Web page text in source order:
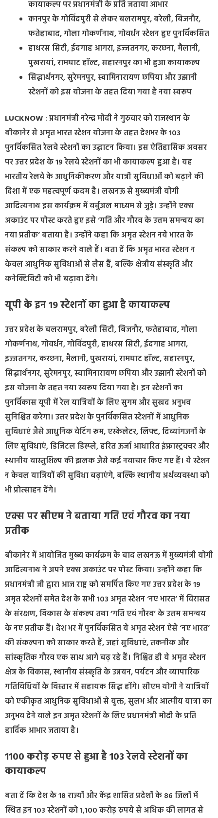
कायाकल्प पर प्रधानमंत्री के प्रति जताया आभार
कानपुर के गोविंदपुरी से लेकर बलरामपुर, बरेली, बिजनौर,
फतेहाबाद, गोला गोकर्णनाथ, गोवर्धन स्टेशन हुए पुनर्विकसित
हाथरस सिटी, ईदगाह आगरा, इज्जतनगर, करछना, मैलानी,
पुखरायां, रामघाट हॉल्ट, सहारनपुर का भी हुआ कायाकल्प
सिद्धार्थनगर, सुरेमनपुर, स्वामिनारायण छपिया और उझानी
स्टेशनों को इस योजना के तहत दिया गया है नया स्वरूप
LUCKNOW : प्रधानमंत्री नरेन्द्र मोदी ने गुरुवार को राजस्थान के
बीकानेर से अमृत भारत स्टेशन योजना के तहत देशभर के 103
पुनर्विकसित रेलवे स्टेशनों का उद्घाटन किया। इस ऐतिहासिक अवसर
पर उत्तर प्रदेश के 19 रेलवे स्टेशनों का भी कायाकल्प हुआ है। यह
भारतीय रेलवे के आधुनिकीकरण और यात्री सुविधाओं को बढ़ाने की
दिशा में एक महत्वपूर्ण कदम है। लखनऊ से मुख्यमंत्री योगी
आदित्यनाथ इस कार्यक्रम में वर्चुअल माध्यम से जुड़े। उन्होंने एक्स
अकाउंट पर पोस्ट करते हुए इसे ‘गति और गौरव के उत्तम समन्वय का
नया प्रतीक’ बताया है। उन्होंने कहा कि अमृत स्टेशन नये भारत के
संकल्प को साकार करने वाले हैं। बता दें कि अमृत भारत स्टेशन न
केवल आधुनिक सुविधाओं से लैस हैं, बल्कि क्षेत्रीय संस्कृति और
कनेक्टिविटी को भी बढ़ावा देंगे।
यूपी के इन 19 स्टेशनों का हुआ है कायाकल्प
उत्तर प्रदेश के बलरामपुर, बरेली सिटी, बिजनौर, फतेहाबाद, गोला
गोकर्णनाथ, गोवर्धन, गोविंदपुरी, हाथरस सिटी, ईदगाह आगरा,
इज्जतनगर, करछना, मैलानी, पुखरायां, रामघाट हॉल्ट, सहारनपुर,
सिद्धार्थनगर, सुरेमनपुर, स्वामिनारायण छपिया और उझानी स्टेशनों को
इस योजना के तहत नया स्वरूप दिया गया है। इन स्टेशनों का
पुनर्विकास यूपी में रेल यात्रियों के लिए सुगम और सुखद अनुभव
सुनिश्चित करेगा। उत्तर प्रदेश के पुनर्विकसित स्टेशनों में आधुनिक
सुविधाएं जैसे आधुनिक वेटिंग रूम, एस्केलेटर, लिफ्ट, दिव्यांगजनों के
लिए सुविधाएं, डिजिटल डिस्प्ले, हरित ऊर्जा आधारित इंफ्रास्ट्रक्चर और
स्थानीय वास्तुशिल्प की झलक जैसे कई नवाचार किए गए हैं। ये स्टेशन
न केवल यात्रियों की सुविधा बढ़ाएंगे, बल्कि स्थानीय अर्थव्यवस्था को
भी प्रोत्साहन देंगे।
एक्स पर सीएम ने बताया गति एवं गौरव का नया
प्रतीक
बीकानेर में आयोजित मुख्य कार्यक्रम के बाद लखनऊ में मुख्यमंत्री योगी
आदित्यनाथ ने अपने एक्स अकाउंट पर पोस्ट किया। उन्होंने कहा कि
प्रधानमंत्री जी द्वारा आज राष्ट्र को समर्पित किए गए उत्तर प्रदेश के 19
अमृत स्टेशनों समेत देश के सभी 103 अमृत स्टेशन ‘नए भारत’ में विरासत
के संरक्षण, विकास के संकल्प तथा ‘गति एवं गौरव’ के उत्तम समन्वय
के नए प्रतीक हैं। देश भर में पुनर्विकसित ये अमृत स्टेशन ऐसे ‘नए भारत’
की संकल्पना को साकार करते हैं, जहां सुविधाएं, तकनीक और
सांस्कृतिक गौरव एक साथ आगे बढ़ रहे हैं। निश्चित ही ये अमृत स्टेशन
क्षेत्र के विकास, स्थानीय संस्कृति के उन्नयन, पर्यटन और व्यापारिक
गतिविधियों के विस्तार में सहायक सिद्ध होंगे। सीएम योगी ने यात्रियों
को एकीकृत आधुनिक सुविधाओं से युक्त, सुलभ और आत्मीय यात्रा का
अनुभव देने वाले इन अमृत स्टेशनों के लिए प्रधानमंत्री मोदी के प्रति
हार्दिक आभार जताया है।
1100 करोड़ रुपए से हुआ है 103 रेलवे स्टेशनों का
कायाकल्प
बता दें कि देश के 18 राज्यों और केंद्र शासित प्रदेशों के 86 जिलों में
स्थित इन 103 स्टेशनों को 1,100 करोड़ रुपये से अधिक की लागत से